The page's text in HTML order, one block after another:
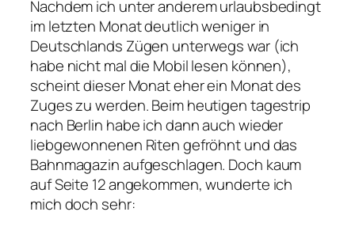
Nachdem ich unter anderem urlaubsbedingt
im letzten Monat deutlich weniger in
Deutschlands Zügen unterwegs war (ich
habe nicht mal die Mobil lesen können),
scheint dieser Monat eher ein Monat des
Zuges zu werden. Beim heutigen tagestrip
nach Berlin habe ich dann auch wieder
liebgewonnenen Riten gefröhnt und das
Bahnmagazin aufgeschlagen. Doch kaum
auf Seite 12 angekommen, wunderte ich
mich doch sehr: